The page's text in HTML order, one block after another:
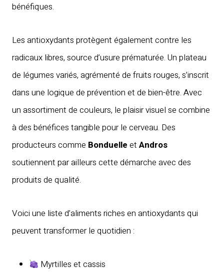
bénéfiques.
Les antioxydants protègent également contre les
radicaux libres, source d’usure prématurée. Un plateau
de légumes variés, agrémenté de fruits rouges, s’inscrit
dans une logique de prévention et de bien-être. Avec
un assortiment de couleurs, le plaisir visuel se combine
à des bénéfices tangible pour le cerveau. Des
producteurs comme Bonduelle et Andros
soutiennent par ailleurs cette démarche avec des
produits de qualité.
Voici une liste d’aliments riches en antioxydants qui
peuvent transformer le quotidien :
Myrtilles et cassis